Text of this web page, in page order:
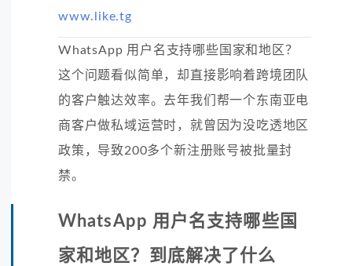
www.like.tg
WhatsApp 用户名支持哪些国家和地区？
这个问题看似简单，却直接影响着跨境团队
的客户触达效率。去年我们帮一个东南亚电
商客户做私域运营时，就曾因为没吃透地区
政策，导致200多个新注册账号被批量封
禁。
WhatsApp 用户名支持哪些国
家和地区？到底解决了什么